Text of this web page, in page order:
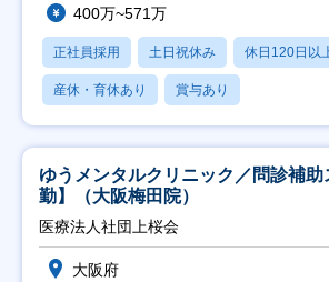
400万~571万
正社員採用 土日祝休み 休日120日以
産休・育休あり 賞与あり
ゆうメンタルクリニック／問診補助
勤】（大阪梅田院）
医療法人社団上桜会
大阪府